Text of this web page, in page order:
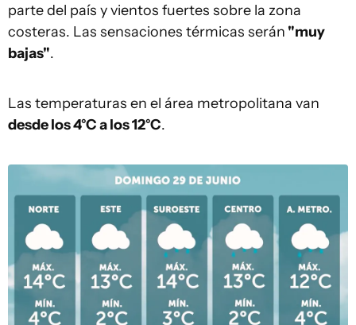
parte del país y vientos fuertes sobre la zona
costeras. Las sensaciones térmicas serán "muy
bajas".
Las temperaturas en el área metropolitana van
desde los 4°C a los 12°C.